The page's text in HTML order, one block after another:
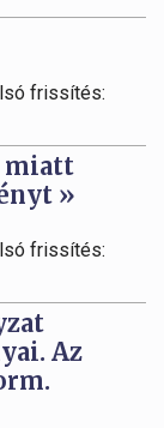
frissítés:
miatt
»
frissítés:
Az